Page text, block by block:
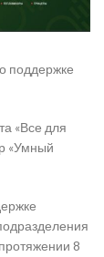
поддержке
«Все для
«Умный
8